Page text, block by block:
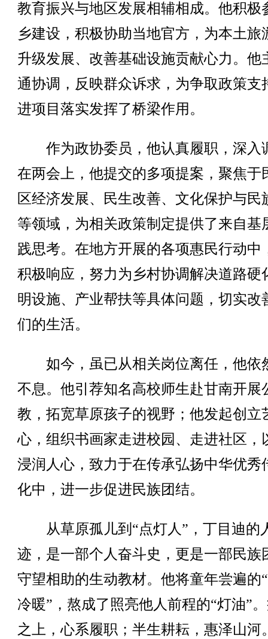
教育振兴与地区发展相辅相成。他积极
乡建设，积极协助当地官方，为本土旅
升级发展、改善基础设施贡献心力。他
通协调，反映群众诉求，为争取政策支
进项目落实发挥了桥梁作用。
作为政协委员，他认真履职，深入
在两会上，他提交的多项提案，聚焦于
区经济发展、民生改善、文化保护与民
等领域，为相关政策制定提供了来自基
践思考。在地方开展的各项惠民行动中
积极响应，努力为乡村协调解决道路硬
明设施、产业帮扶等具体问题，切实改
们的生活。
如今，虽已从相关岗位离任，他依
不息。他引荐知名高校师生赴甘南开展
教，拓宽草原孩子的视野；他发起创立
心，组织书画家走进校园、走进社区，
浸润人心，致力于在传承弘扬中华优秀
化中，进一步促进民族团结。
从草原孤儿到“点灯人”，丁目迪的
迹，是一部个人奋斗史，更是一部民族
守望相助的生动教材。他将童年尝遍的
冷暖”，熬成了照亮他人前程的“灯油”
之上，心系履职；半生耕耘，惠泽山河